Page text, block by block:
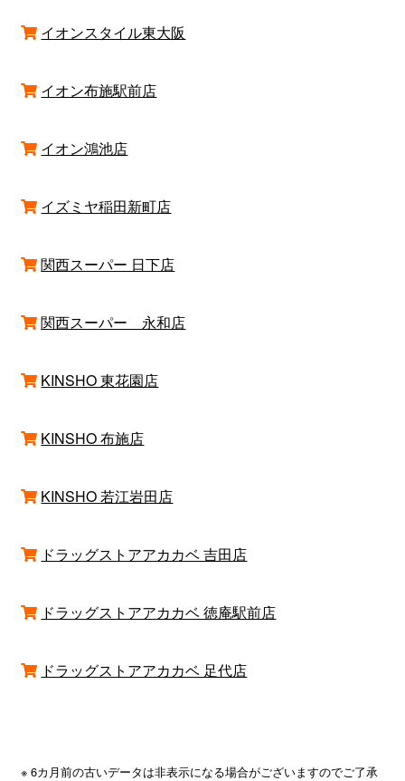
イオンスタイル東大阪
イオン布施駅前店
イオン鴻池店
イズミヤ稲田新町店
関西スーパー 日下店
関西スーパー 永和店
KINSHO 東花園店
KINSHO 布施店
KINSHO 若江岩田店
ドラッグストアアカカベ 吉田店
ドラッグストアアカカベ 徳庵駅前店
ドラッグストアアカカベ 足代店
※ 6カ月前の古いデータは非表示になる場合がございますのでご了承